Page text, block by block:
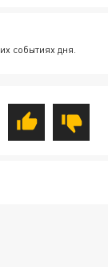
событиях дня.